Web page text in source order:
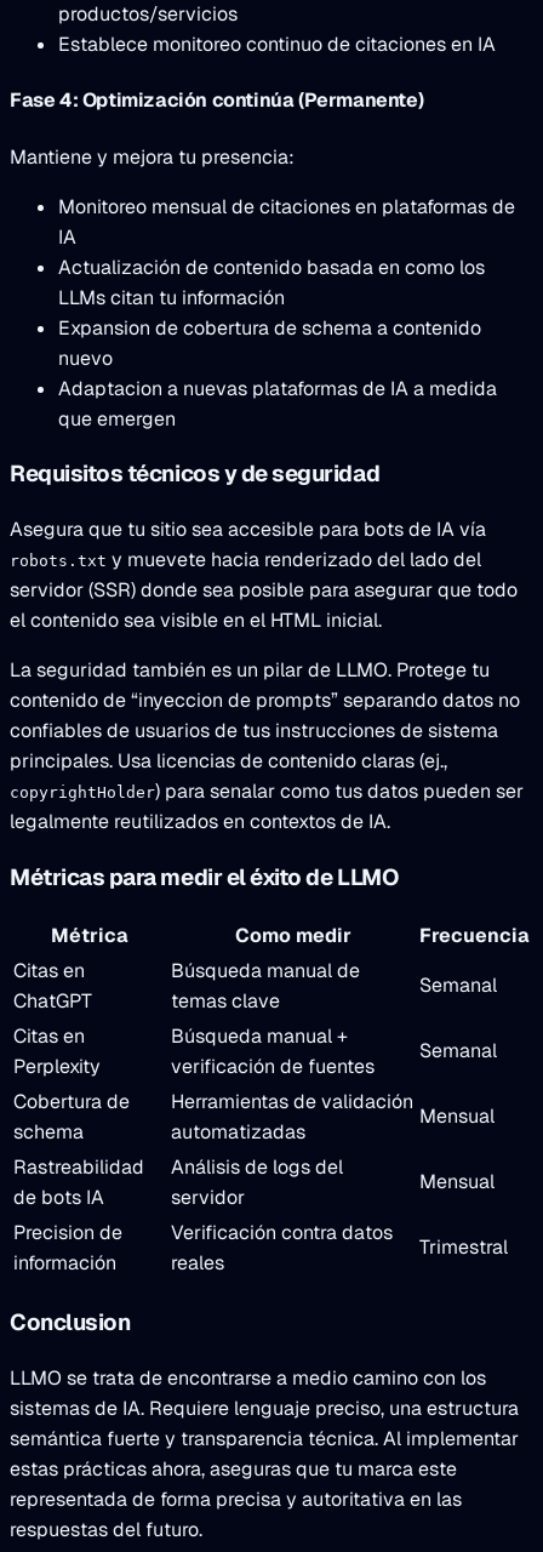
productos/servicios
Establece monitoreo continuo de citaciones en IA
Fase 4: Optimización continúa (Permanente)
Mantiene y mejora tu presencia:
Monitoreo mensual de citaciones en plataformas de
IA
Actualización de contenido basada en como los
LLMs citan tu información
Expansion de cobertura de schema a contenido
nuevo
Adaptacion a nuevas plataformas de IA a medida
que emergen
Requisitos técnicos y de seguridad
Asegura que tu sitio sea accesible para bots de IA vía
robots.txt y muevete hacia renderizado del lado del
servidor (SSR) donde sea posible para asegurar que todo
el contenido sea visible en el HTML inicial.
La seguridad también es un pilar de LLMO. Protege tu
contenido de “inyeccion de prompts” separando datos no
confiables de usuarios de tus instrucciones de sistema
principales. Usa licencias de contenido claras (ej.,
copyrightHolder) para senalar como tus datos pueden ser
legalmente reutilizados en contextos de IA.
Métricas para medir el éxito de LLMO
Métrica Como medir
Frecuencia
Citas en
ChatGPT
Búsqueda manual de
temas clave
Semanal
Citas en
Perplexity
Búsqueda manual +
verificación de fuentes
Semanal
Cobertura de
schema
Herramientas de validación
automatizadas
Mensual
Rastreabilidad
de bots IA
Análisis de logs del
servidor
Mensual
Precision de
información
Verificación contra datos
reales
Trimestral
Conclusion
LLMO se trata de encontrarse a medio camino con los
sistemas de IA. Requiere lenguaje preciso, una estructura
semántica fuerte y transparencia técnica. Al implementar
estas prácticas ahora, aseguras que tu marca este
representada de forma precisa y autoritativa en las
respuestas del futuro.